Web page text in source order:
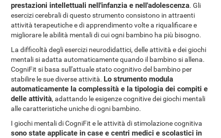
prestazioni intellettuali nell'infanzia e nell'adolescenza. Gli
esercizi cerebrali di questo strumento consistono in attraenti
attività terapeutiche e di apprendimento volte a riqualificare e
migliorare le abilità mentali di cui ogni bambino ha più bisogno.
La difficoltà degli esercizi neurodidattici, delle attività e dei giochi
mentali si adatta automaticamente quando il bambino si allena.
CogniFit si basa sull'attuale stato cognitivo del bambino per
stabilire le sue diverse attività. Lo strumento modula
automaticamente la complessità e la tipologia dei compiti e
delle attività, adattando le esigenze cognitive dei giochi mentali
alle caratteristiche uniche di ogni bambino.
I giochi mentali di CogniFit e le attività di stimolazione cognitiva
sono state applicate in case e centri medici e scolastici in